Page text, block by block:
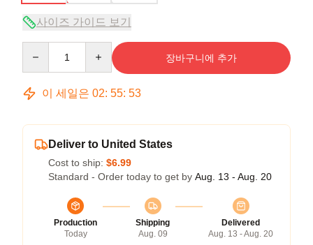
사이즈 가이드 보기
장바구니에 추가
이 세일은 02: 55: 52
Deliver to United States
Cost to ship: $6.99
Standard - Order today to get by Aug. 13 - Aug. 20
Production
Today
Shipping
Aug. 09
Delivered
Aug. 13 - Aug. 20